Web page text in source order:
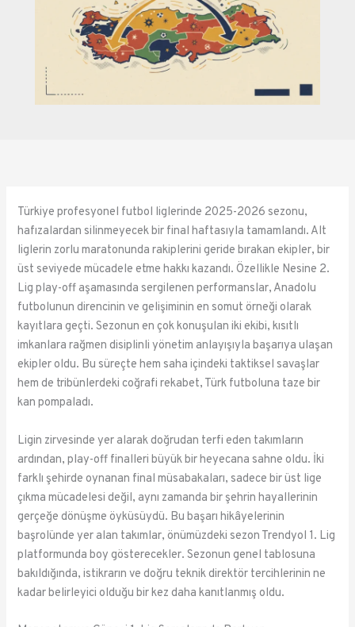
Türkiye profesyonel futbol liglerinde 2025-2026 sezonu,
hafızalardan silinmeyecek bir final haftasıyla tamamlandı. Alt
liglerin zorlu maratonunda rakiplerini geride bırakan ekipler, bir
üst seviyede mücadele etme hakkı kazandı. Özellikle Nesine 2.
Lig play-off aşamasında sergilenen performanslar, Anadolu
futbolunun direncinin ve gelişiminin en somut örneği olarak
kayıtlara geçti. Sezonun en çok konuşulan iki ekibi, kısıtlı
imkanlara rağmen disiplinli yönetim anlayışıyla başarıya ulaşan
ekipler oldu. Bu süreçte hem saha içindeki taktiksel savaşlar
hem de tribünlerdeki coğrafi rekabet, Türk futboluna taze bir
kan pompaladı.
Ligin zirvesinde yer alarak doğrudan terfi eden takımların
ardından, play-off finalleri büyük bir heyecana sahne oldu. İki
farklı şehirde oynanan final müsabakaları, sadece bir üst lige
çıkma mücadelesi değil, aynı zamanda bir şehrin hayallerinin
gerçeğe dönüşme öyküsüydü. Bu başarı hikâyelerinin
başrolünde yer alan takımlar, önümüzdeki sezon Trendyol 1. Lig
platformunda boy gösterecekler. Sezonun genel tablosuna
bakıldığında, istikrarın ve doğru teknik direktör tercihlerinin ne
kadar belirleyici olduğu bir kez daha kanıtlanmış oldu.